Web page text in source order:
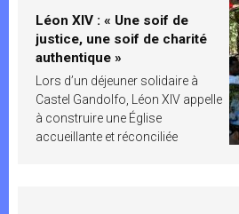
Léon XIV : « Une soif de
justice, une soif de charité
authentique »
Lors d’un déjeuner solidaire à
Castel Gandolfo, Léon XIV appelle
à construire une Église
accueillante et réconciliée